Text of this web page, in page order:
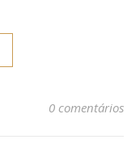
0 comentários